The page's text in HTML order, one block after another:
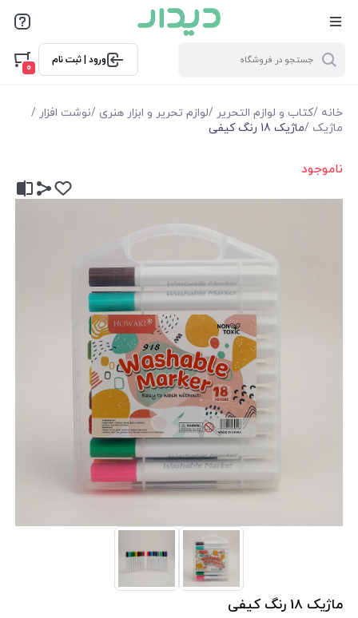
ورود | ثبت نام
0
خانه /کتاب و لوازم التحریر /لوازم تحریر و ابزار هنری /نوشت افزار /
ماژیک /ماژیک 18 رنگ کیفی
ناموجود
ماژیک 18 رنگ کیفی